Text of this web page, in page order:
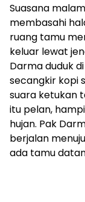
Suasana
membasahi
ruang tamu
keluar lewat
Darma duduk
secangkir kopi
suara ketukan
itu pelan,
hujan. Pak
berjalan
ada tamu